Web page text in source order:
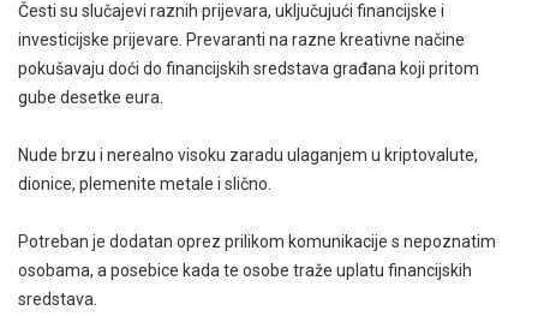
Česti su slučajevi raznih prijevara, uključujući financijske i
investicijske prijevare. Prevaranti na razne kreativne načine
pokušavaju doći do financijskih sredstava građana koji pritom
gube desetke eura.
Nude brzu i nerealno visoku zaradu ulaganjem u kriptovalute,
dionice, plemenite metale i slično.
Potreban je dodatan oprez prilikom komunikacije s nepoznatim
osobama, a posebice kada te osobe traže uplatu financijskih
sredstava.